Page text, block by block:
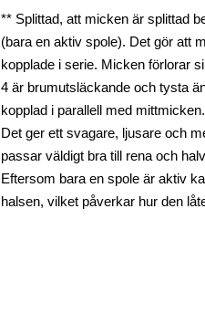
** Splittad, att micken är splittad
(bara en aktiv spole). Det gör att
kopplade i serie. Micken förlorar
4 är brumutsläckande och tysta
kopplad i parallell med mittmicken.
Det ger ett svagare, ljusare och
passar väldigt bra till rena och
Eftersom bara en spole är aktiv
halsen, vilket påverkar hur den